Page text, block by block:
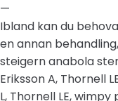
—
Ibland kan du
en annan
steigern anabola
Eriksson A, Thornell
L, Thornell LE,